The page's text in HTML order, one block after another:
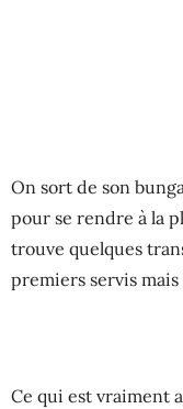
On sort de son
pour se rendre à la
trouve quelques
premiers servis
Ce qui est vraiment